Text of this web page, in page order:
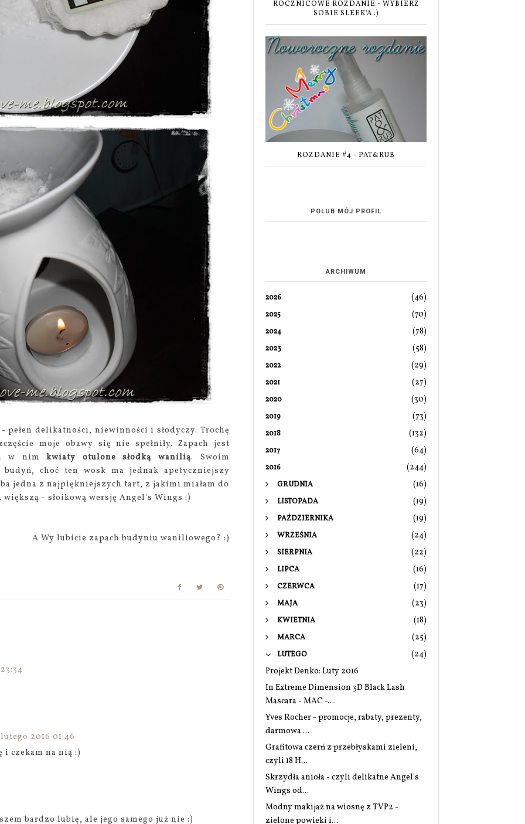
delikatności, niewinności i słodyczy. Trochę
moje obawy się nie spełniły. Zapach jest
w nimkwiaty otulone słodką wanilią. Swoim
choć ten wosk ma jednak apetyczniejszy
jedna z najpiękniejszych tart, z jakimi miałam do
- słoikową wersję Angel's Wings :)
A Wy lubicie zapach budyniu waniliowego? :)
2016 01:46
i czekam na nią :)
bardzo lubię, ale jego samego już nie :)
ROCZNICOWE ROZDANIE - WYBIERZ
SOBIE SLEEK'A :)
ROZDANIE #4 - PAT&RUB
POLUB MÓJ PROFIL
ARCHIWUM
2026 (46)
2025 (70)
2024 (78)
2023 (58)
2022 (29)
2021 (27)
2020 (30)
2019 (73)
2018 (132)
2017 (64)
2016 (244)
GRUDNIA (16)
LISTOPADA (19)
PAŹDZIERNIKA (19)
WRZEŚNIA (24)
SIERPNIA (22)
LIPCA (16)
CZERWCA (17)
MAJA (23)
KWIETNIA (18)
MARCA (25)
LUTEGO
(24)
Projekt Denko: Luty 2016
In Extreme Dimension 3D Black Lash
Mascara - MAC -...
Yves Rocher - promocje, rabaty, prezenty,
darmowa ...
Grafitowa czerń z przebłyskami zieleni,
czyli 18 H...
Skrzydła anioła - czyli delikatne Angel's
Wings od...
Modny makijaż na wiosnę z TVP2 -
zielone powieki i...